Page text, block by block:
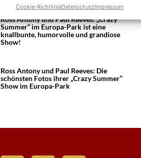
Cookie-RichtlinieDatenschutzImpressum
Ross Antony und Paul Reeves: „Crazy
Summer“ im Europa-Park ist eine
knallbunte, humorvolle und grandiose
Show!
Ross Antony und Paul Reeves: Die
schönsten Fotos ihrer „Crazy Summer“
Show im Europa-Park